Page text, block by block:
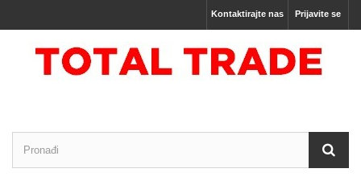
Prijavite se
Kontaktirajte nas